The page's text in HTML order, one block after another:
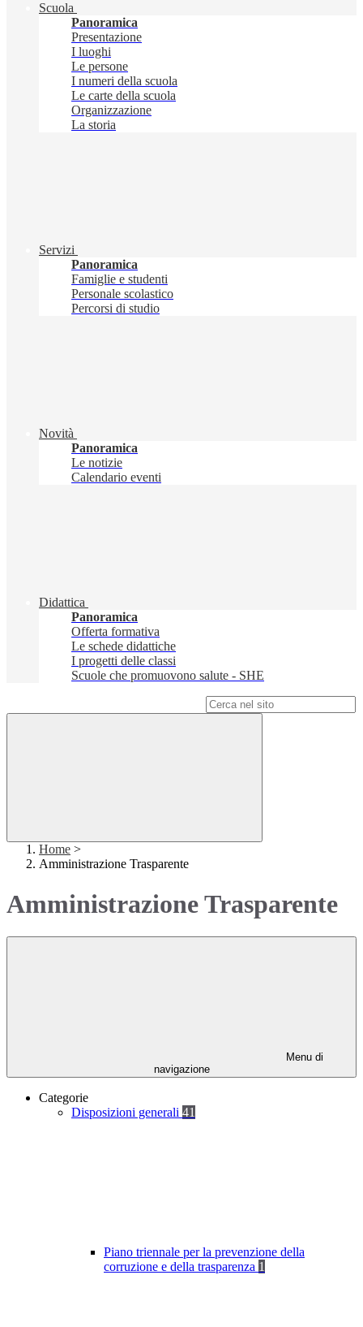
Scuola
Panoramica
Presentazione
I luoghi
Le persone
I numeri della scuola
Le carte della scuola
Organizzazione
La storia
Servizi
Panoramica
Famiglie e studenti
Personale scolastico
Percorsi di studio
Novità
Panoramica
Le notizie
Calendario eventi
Didattica
Panoramica
Offerta formativa
Le schede didattiche
I progetti delle classi
Scuole che promuovono salute - SHE
Home >
Amministrazione Trasparente
Amministrazione Trasparente
Menu di
navigazione
Categorie
Disposizioni generali 41
Piano triennale per la prevenzione della
corruzione e della trasparenza 1